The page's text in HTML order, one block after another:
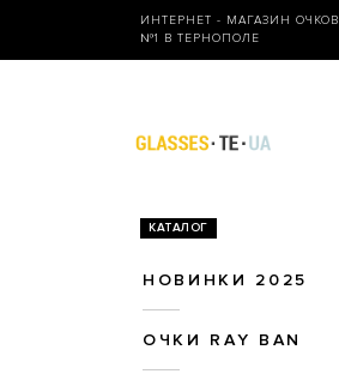
ИНТЕРНЕТ - МАГАЗИН ОЧКОВ
№1 В ТЕРНОПОЛЕ
КАТАЛОГ
НОВИНКИ 2025
ОЧКИ RAY BAN